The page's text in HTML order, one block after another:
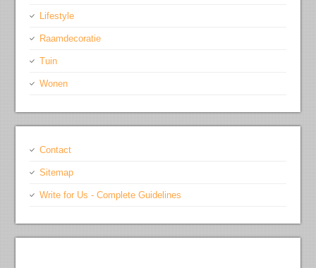
Lifestyle
Raamdecoratie
Tuin
Wonen
Contact
Sitemap
Write for Us - Complete Guidelines